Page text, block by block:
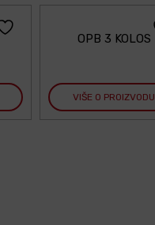
OPB 3 KOLOS
VIŠE O PROIZVODU